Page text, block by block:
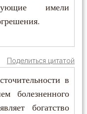
имели
Поделиться цитатой
в
болезненного
богатство